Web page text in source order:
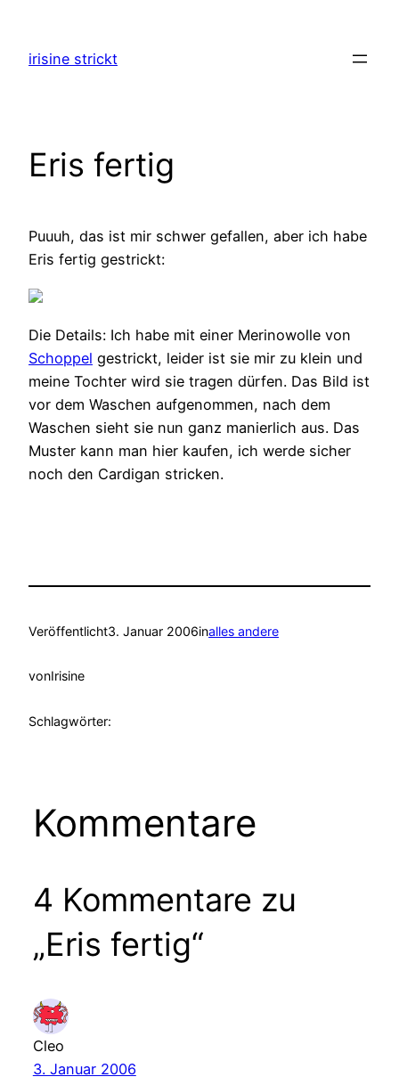
springen
irisine strickt
Eris fertig
Puuuh, das ist mir schwer gefallen, aber ich habe
Eris fertig gestrickt:
Die Details: Ich habe mit einer Merinowolle von
Schoppel gestrickt, leider ist sie mir zu klein und
meine Tochter wird sie tragen dürfen. Das Bild ist
vor dem Waschen aufgenommen, nach dem
Waschen sieht sie nun ganz manierlich aus. Das
Muster kann man hier kaufen, ich werde sicher
noch den Cardigan stricken.
Veröffentlicht3. Januar 2006inalles andere
vonIrisine
Schlagwörter:
Kommentare
4 Kommentare zu
„Eris fertig“
Cleo
3. Januar 2006